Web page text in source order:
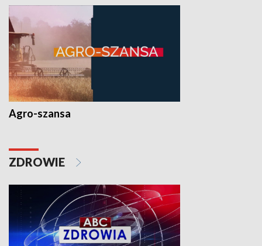
Agro-szansa
ZDROWIE